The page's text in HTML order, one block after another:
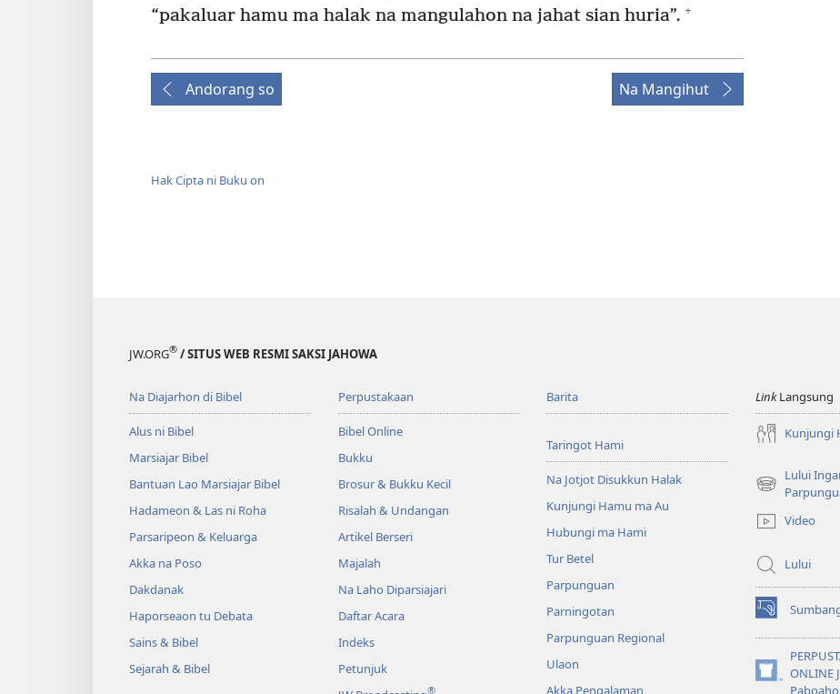
“pakaluar hamu ma halak na mangulahon na jahat sian huria”. +
Andorang so Na Mangihut
Hak Cipta ni Buku on
JW.ORG® / SITUS WEB RESMI SAKSI JAHOWA
Na Diajarhon di Bibel
Alus ni Bibel
Marsiajar Bibel
Bantuan Lao Marsiajar Bibel
Hadameon & Las ni Roha
Parsaripeon & Keluarga
Akka na Poso
Dakdanak
Haporseaon tu Debata
Sains & Bibel
Sejarah & Bibel
Perpustakaan
Bibel Online
Bukku
Brosur & Bukku Kecil
Risalah & Undangan
Artikel Berseri
Majalah
Na Laho Diparsiajari
Daftar Acara
Indeks
Petunjuk
®
Barita
Taringot Hami
Na Jotjot Disukkun Halak
Kunjungi Hamu ma Au
Hubungi ma Hami
Tur Betel
Parpunguan
Parningotan
Parpunguan Regional
Ulaon
Akka Pengalaman
LinkLangsung
Kunjungi
Lului
(opens
window)Video
Lului
(opens
new
window)
ONLINE
(opens